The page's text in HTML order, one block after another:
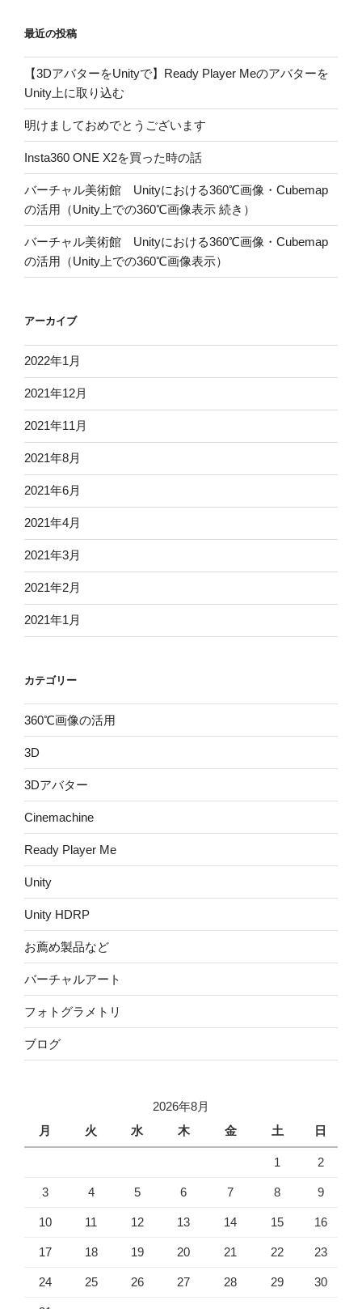
最近の投稿
【3DアバターをUnityで】Ready Player Meのアバターを
Unity上に取り込む
明けましておめでとうございます
Insta360 ONE X2を買った時の話
バーチャル美術館 Unityにおける360℃画像・Cubemap
の活用（Unity上での360℃画像表示 続き）
バーチャル美術館 Unityにおける360℃画像・Cubemap
の活用（Unity上での360℃画像表示）
アーカイブ
2022年1月
2021年12月
2021年11月
2021年8月
2021年6月
2021年4月
2021年3月
2021年2月
2021年1月
カテゴリー
360℃画像の活用
3D
3Dアバター
Cinemachine
Ready Player Me
Unity
Unity HDRP
お薦め製品など
バーチャルアート
フォトグラメトリ
ブログ
2026年8月
月
火 水 木 金 土 日
1 2
3 4 5 6 7 8 9
10 11 12 13 14 15 16
17 18 19 20 21 22 23
24 25 26 27 28 29 30